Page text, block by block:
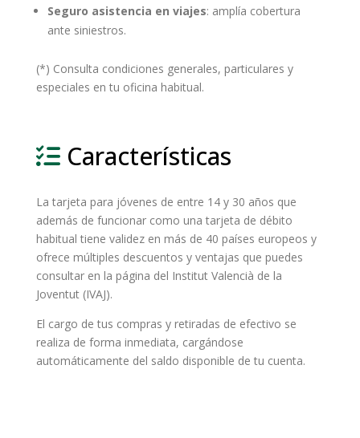
Seguro asistencia en viajes: amplía cobertura
ante siniestros.
(*) Consulta condiciones generales, particulares y
especiales en tu oficina habitual.
Características
La tarjeta para jóvenes de entre 14 y 30 años que
además de funcionar como una tarjeta de débito
habitual tiene validez en más de 40 países europeos y
ofrece múltiples descuentos y ventajas que puedes
consultar en la página del Institut Valencià de la
Joventut (IVAJ).
El cargo de tus compras y retiradas de efectivo se
realiza de forma inmediata, cargándose
automáticamente del saldo disponible de tu cuenta.